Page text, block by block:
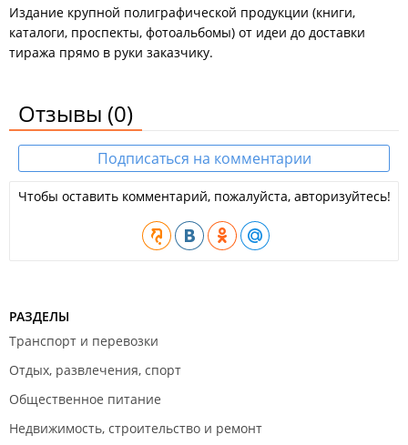
Издание крупной полиграфической продукции (книги,
каталоги, проспекты, фотоальбомы) от идеи до доставки
тиража прямо в руки заказчику.
Отзывы (0)
Подписаться на комментарии
Чтобы оставить комментарий, пожалуйста, авторизуйтесь!
РАЗДЕЛЫ
Транспорт и перевозки
Отдых, развлечения, спорт
Общественное питание
Недвижимость, строительство и ремонт